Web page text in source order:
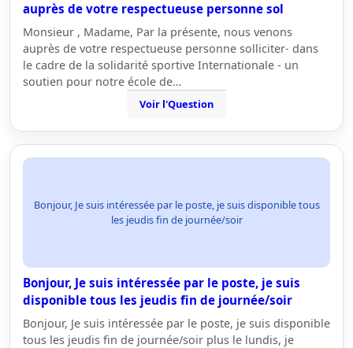
auprès de votre respectueuse personne sol
Monsieur , Madame, Par la présente, nous venons
auprès de votre respectueuse personne solliciter- dans
le cadre de la solidarité sportive Internationale - un
soutien pour notre école de…
Voir l'Question
Bonjour, Je suis intéressée par le poste, je suis disponible tous
les jeudis fin de journée/soir
Bonjour, Je suis intéressée par le poste, je suis
disponible tous les jeudis fin de journée/soir
Bonjour, Je suis intéressée par le poste, je suis disponible
tous les jeudis fin de journée/soir plus le lundis, je